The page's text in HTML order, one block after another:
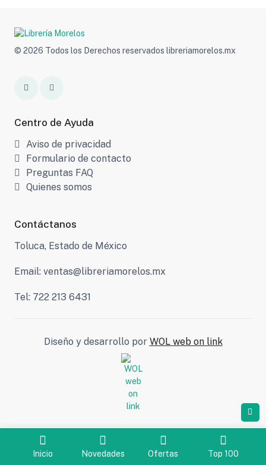
Inicio Novedades Ofertas Top 100
© 2026 Todos los Derechos reservados libreriamorelos.mx
Centro de Ayuda
Aviso de privacidad
Formulario de contacto
Preguntas FAQ
Quienes somos
Contáctanos
Toluca, Estado de México
Email: ventas@libreriamorelos.mx
Tel: 722 213 6431
Diseño y desarrollo por WOL web on link